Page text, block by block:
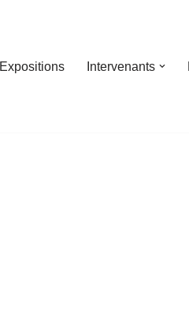
Expositions Intervenants